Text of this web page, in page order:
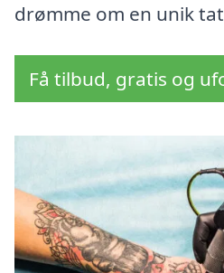
drømme om en unik
Få tilbud, gratis og